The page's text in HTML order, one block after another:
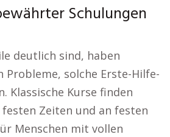
Schulungen
deutlich sind, haben
Probleme, solche Erste-Hilfe-
Klassische Kurse finden
Zeiten und an festen
Menschen mit vollen